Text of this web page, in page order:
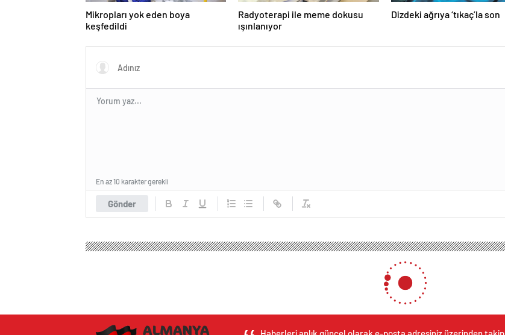
Mikropları yok eden boya
keşfedildi
Radyoterapi ile meme dokusu
ışınlanıyor
Dizdeki ağrıya ‘tıkaç’la son
Gönder
En az 10 karakter gerekli